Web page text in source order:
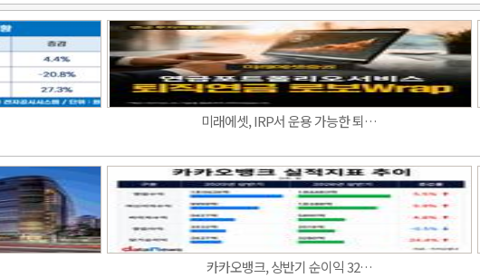
미래에셋, IRP서 운용 가능한 퇴…
카카오뱅크, 상반기 순이익 32…